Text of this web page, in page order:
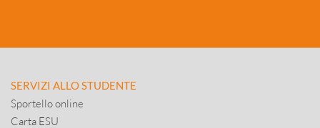
SERVIZI ALLO STUDENTE
Sportello online
Carta ESU